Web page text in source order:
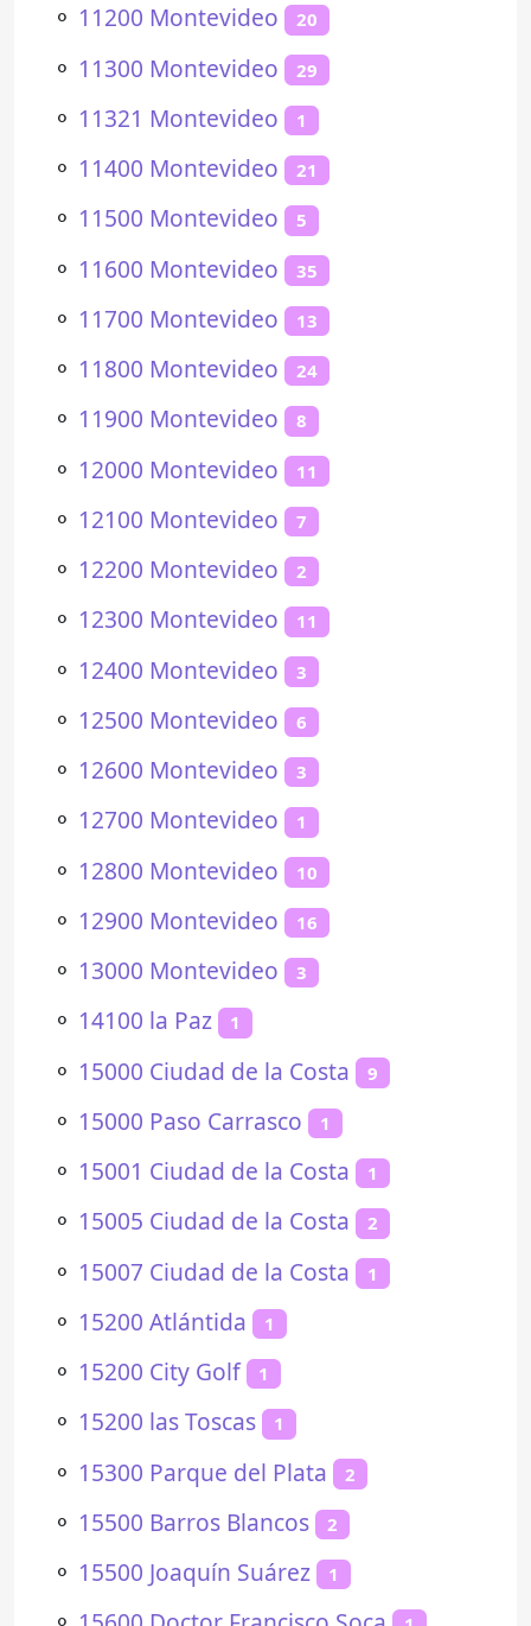
⚬ 11200 Montevideo 20
⚬ 11300 Montevideo 29
⚬ 11321 Montevideo 1
⚬ 11400 Montevideo 21
⚬ 11500 Montevideo 5
⚬ 11600 Montevideo 35
⚬ 11700 Montevideo 13
⚬ 11800 Montevideo 24
⚬ 11900 Montevideo 8
⚬ 12000 Montevideo 11
⚬ 12100 Montevideo 7
⚬ 12200 Montevideo 2
⚬ 12300 Montevideo 11
⚬ 12400 Montevideo 3
⚬ 12500 Montevideo 6
⚬ 12600 Montevideo 3
⚬ 12700 Montevideo 1
⚬ 12800 Montevideo 10
⚬ 12900 Montevideo 16
⚬ 13000 Montevideo 3
⚬ 14100 la Paz 1
⚬ 15000 Ciudad de la Costa 9
⚬ 15000 Paso Carrasco 1
⚬ 15001 Ciudad de la Costa 1
⚬ 15005 Ciudad de la Costa 2
⚬ 15007 Ciudad de la Costa 1
⚬ 15200 Atlántida 1
⚬ 15200 City Golf 1
⚬ 15200 las Toscas 1
⚬ 15300 Parque del Plata 2
⚬ 15500 Barros Blancos 2
⚬ 15500 Joaquín Suárez 1